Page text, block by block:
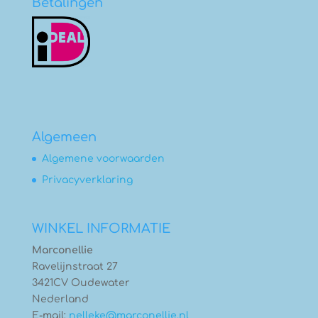
Betalingen
Algemeen
Algemene voorwaarden
Privacyverklaring
WINKEL INFORMATIE
Marconellie
Ravelijnstraat 27
3421CV Oudewater
Nederland
E-mail: nelleke@marconellie.nl